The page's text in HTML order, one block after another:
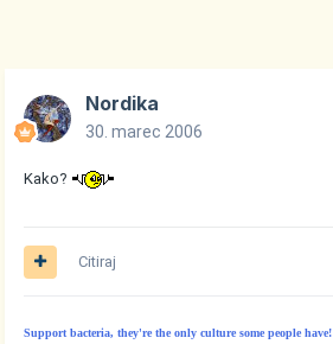
Nordika
30. marec 2006
Kako?
Citiraj
Support bacteria, they're the only culture some people have!